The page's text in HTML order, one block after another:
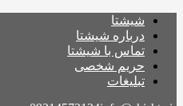
شیشتا
درباره شیشتا
تماس با شیشتا
حریم شخصی
تبلیغات